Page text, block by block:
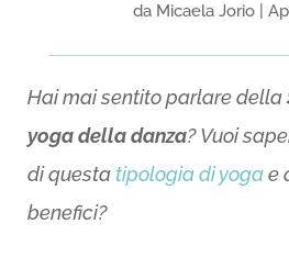
da Micaela Jorio|
Hai mai sentito parlare della
yoga della danza? Vuoi
di questa tipologia di yogae
benefici?